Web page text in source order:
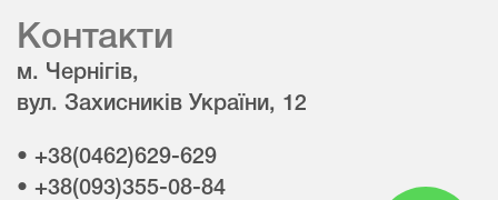
Контакти
м. Чернігів,
вул. Захисників України, 12
• +38(0462)629-629
• +38(093)355-08-84